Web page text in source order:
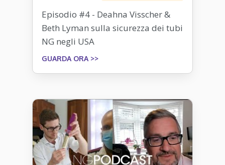
Episodio #4 - Deahna Visscher &
Beth Lyman sulla sicurezza dei tubi
NG negli USA
GUARDA ORA >>